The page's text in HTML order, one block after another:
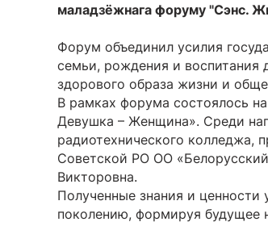
маладзёжнага форуму "Сэнс.
Форум объединил усилия
семьи, рождения и воспитания
здорового образа жизни и
В рамках форума состоялось
Девушка – Женщина». Среди
радиотехнического колледжа,
Советской РО ОО
Викторовна.
Полученные знания и
поколению, формируя будущее